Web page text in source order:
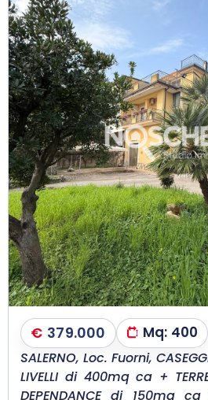
€ 379.000 Mq: 400
SALERNO, Loc. Fuorni,
LIVELLI di 400mq ca +
DEPENDANCE di 150mq